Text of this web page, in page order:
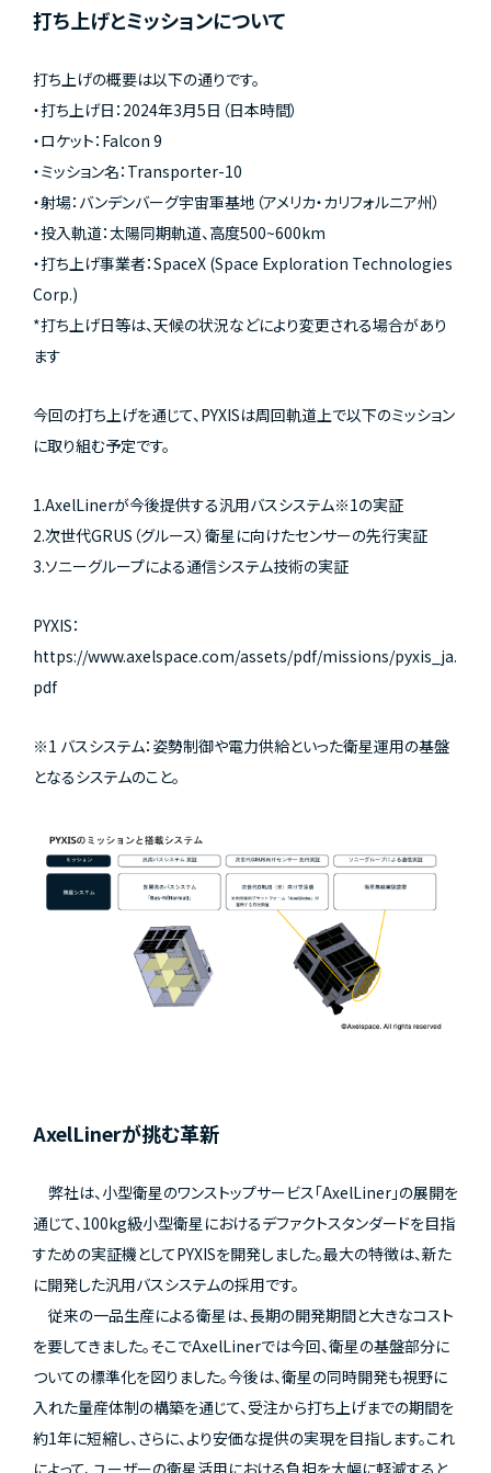
打ち上げとミッションについて
打ち上げの概要は以下の通りです。
・打ち上げ日：2024年3月5日（日本時間）
・ロケット：Falcon 9
・ミッション名：Transporter-10
・射場：バンデンバーグ宇宙軍基地（アメリカ・カリフォルニア州）
・投入軌道：太陽同期軌道、高度500~600km
・打ち上げ事業者：SpaceX (Space Exploration Technologies
Corp.)
*打ち上げ日等は、天候の状況などにより変更される場合があり
ます
今回の打ち上げを通じて、PYXISは周回軌道上で以下のミッション
に取り組む予定です。
1.AxelLinerが今後提供する汎用バスシステム※1の実証
2.次世代GRUS（グルース）衛星に向けたセンサーの先行実証
3.ソニーグループによる通信システム技術の実証
PYXIS：
https://www.axelspace.com/assets/pdf/missions/pyxis_ja.
pdf
※1 バスシステム：姿勢制御や電力供給といった衛星運用の基盤
となるシステムのこと。
AxelLinerが挑む革新
弊社は、小型衛星のワンストップサービス「AxelLiner」の展開を
通じて、100kg級小型衛星におけるデファクトスタンダードを目指
すための実証機としてPYXISを開発しました。最大の特徴は、新た
に開発した汎用バスシステムの採用です。
従来の一品生産による衛星は、長期の開発期間と大きなコスト
を要してきました。そこでAxelLinerでは今回、衛星の基盤部分に
ついての標準化を図りました。今後は、衛星の同時開発も視野に
入れた量産体制の構築を通じて、受注から打ち上げまでの期間を
約1年に短縮し、さらに、より安価な提供の実現を目指します。これ
によって、ユーザーの衛星活用における負担を大幅に軽減すると